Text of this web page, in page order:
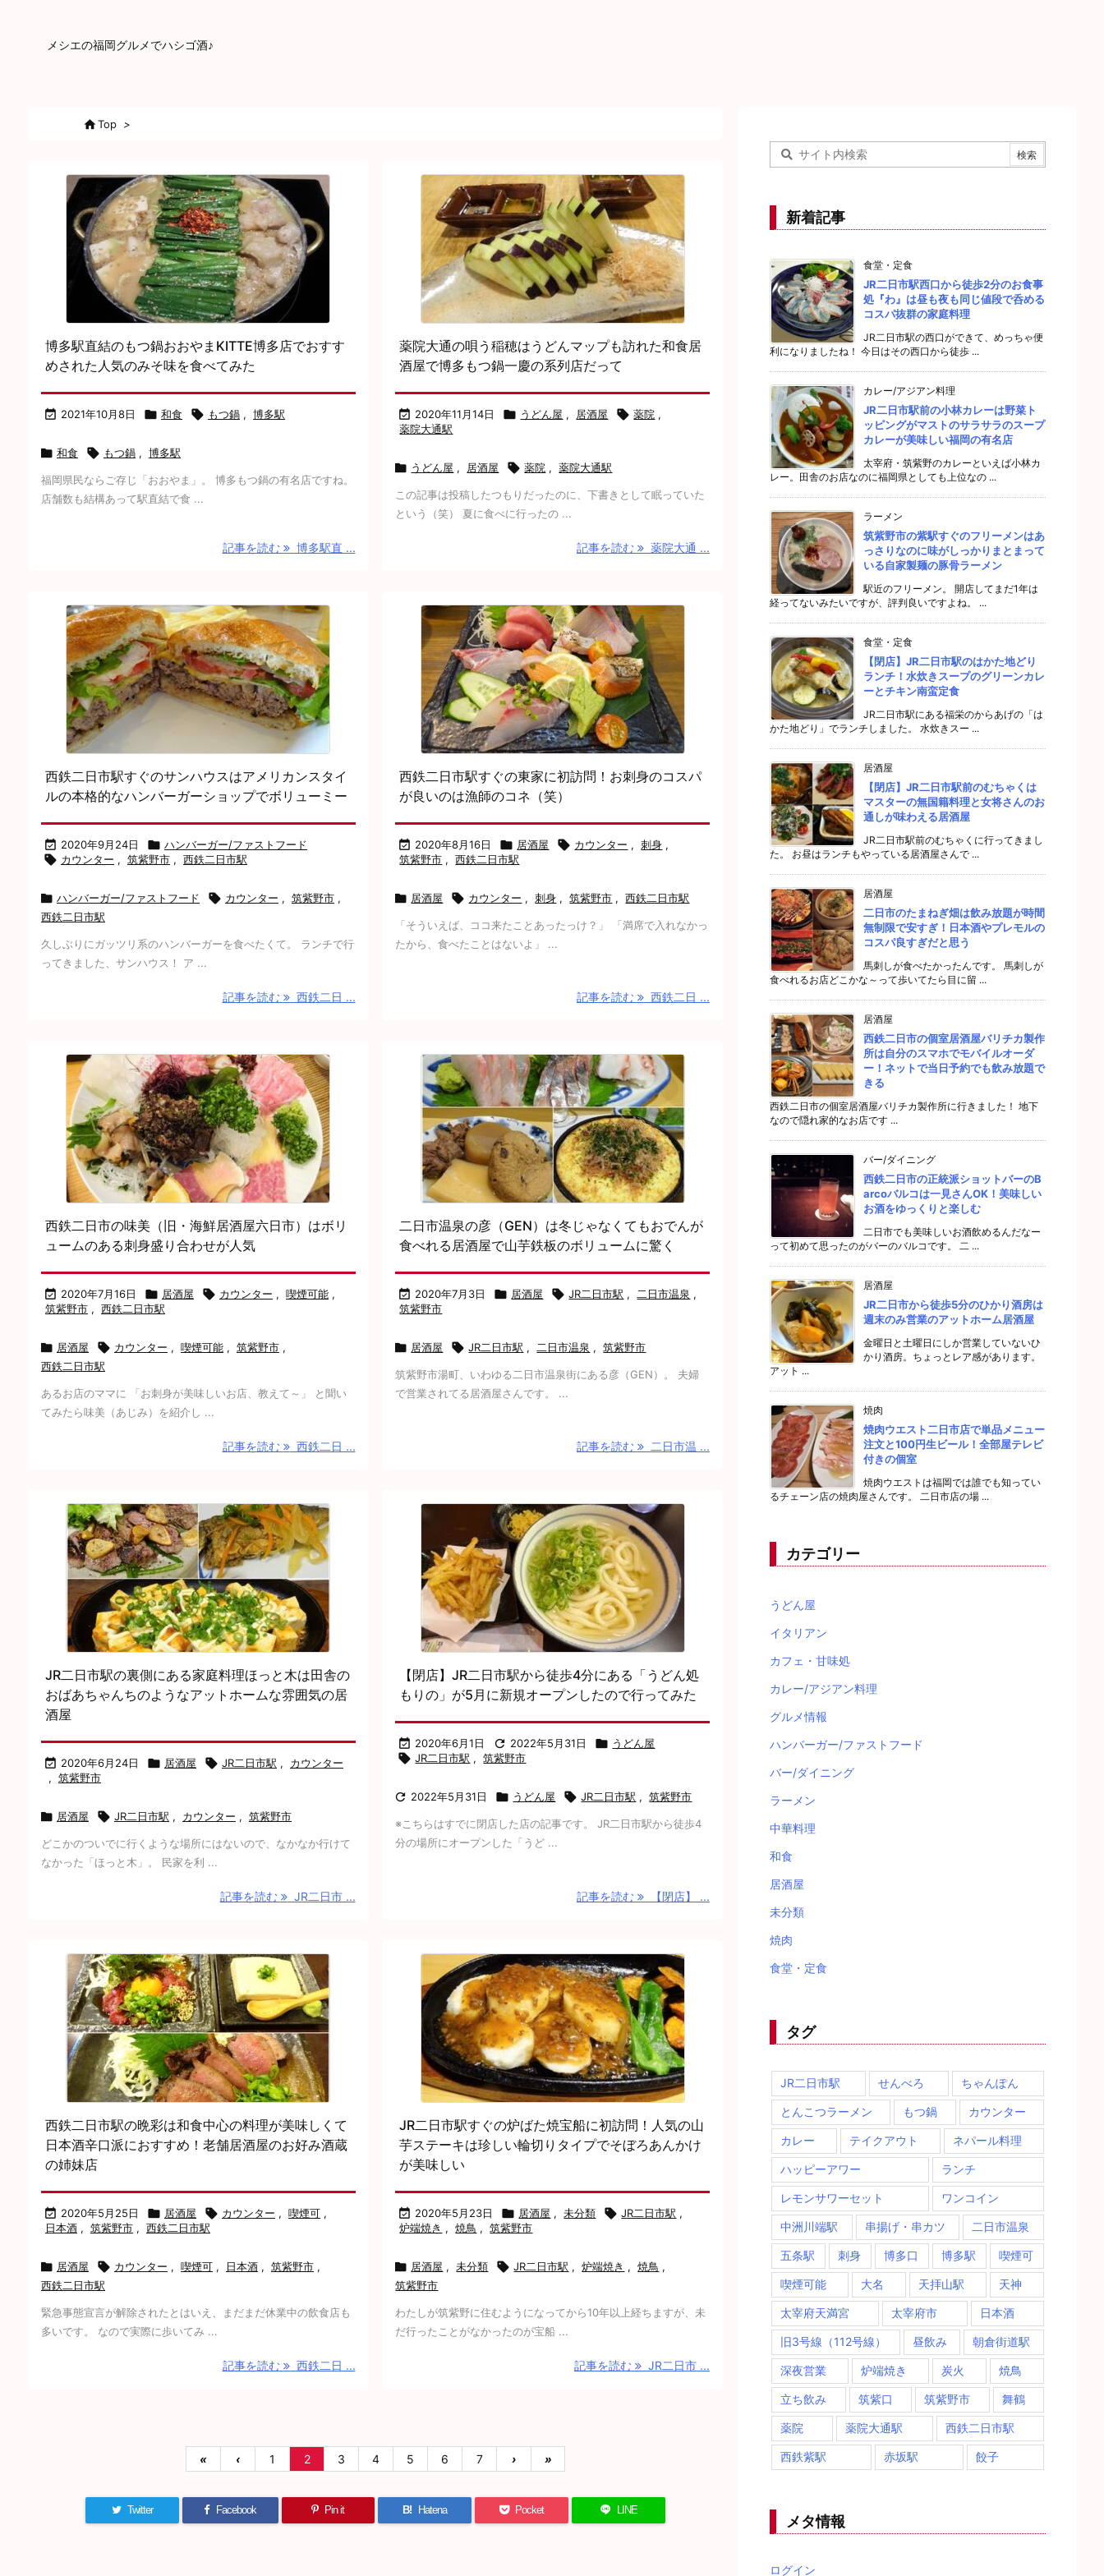
メシエの福岡グルメでハシゴ酒♪
Top >
博多駅直結のもつ鍋おおやまKITTE博多店でおすす
めされた人気のみそ味を食べてみた
 2021年10月8日  和食  もつ鍋 , 博多駅
 和食  もつ鍋 , 博多駅
福岡県民ならご存じ「おおやま」。 博多もつ鍋の有名店ですね。
店舗数も結構あって駅直結で食 ...
記事を読む 博多駅直 ...
薬院大通の唄う稲穂はうどんマップも訪れた和食居
酒屋で博多もつ鍋一慶の系列店だって
 2020年11月14日  うどん屋 , 居酒屋  薬院 ,
薬院大通駅
 うどん屋 , 居酒屋  薬院 , 薬院大通駅
この記事は投稿したつもりだったのに、下書きとして眠っていた
という（笑） 夏に食べに行ったの ...
記事を読む 薬院大通 ...
西鉄二日市駅すぐのサンハウスはアメリカンスタイ
ルの本格的なハンバーガーショップでボリューミー
 2020年9月24日  ハンバーガー/ファストフード
 カウンター , 筑紫野市 , 西鉄二日市駅
 ハンバーガー/ファストフード  カウンター , 筑紫野市 ,
西鉄二日市駅
久しぶりにガッツリ系のハンバーガーを食べたくて。 ランチで行
ってきました、サンハウス！ ア ...
記事を読む 西鉄二日 ...
西鉄二日市駅すぐの東家に初訪問！お刺身のコスパ
が良いのは漁師のコネ（笑）
 2020年8月16日  居酒屋  カウンター , 刺身 ,
筑紫野市 , 西鉄二日市駅
 居酒屋  カウンター , 刺身 , 筑紫野市 , 西鉄二日市駅
「そういえば、ココ来たことあったっけ？」 「満席で入れなかっ
たから、食べたことはないよ」 ...
記事を読む 西鉄二日 ...
西鉄二日市の味美（旧・海鮮居酒屋六日市）はボリ
ュームのある刺身盛り合わせが人気
 2020年7月16日  居酒屋  カウンター , 喫煙可能 ,
筑紫野市 , 西鉄二日市駅
 居酒屋  カウンター , 喫煙可能 , 筑紫野市 ,
西鉄二日市駅
あるお店のママに 「お刺身が美味しいお店、教えて～」 と聞い
てみたら味美（あじみ）を紹介し ...
記事を読む 西鉄二日 ...
二日市温泉の彦（GEN）は冬じゃなくてもおでんが
食べれる居酒屋で山芋鉄板のボリュームに驚く
 2020年7月3日  居酒屋  JR二日市駅 , 二日市温泉 ,
筑紫野市
 居酒屋  JR二日市駅 , 二日市温泉 , 筑紫野市
筑紫野市湯町、いわゆる二日市温泉街にある彦（GEN）。 夫婦
で営業されてる居酒屋さんです。 ...
記事を読む 二日市温 ...
JR二日市駅の裏側にある家庭料理ほっと木は田舎の
おばあちゃんちのようなアットホームな雰囲気の居
酒屋
 2020年6月24日  居酒屋  JR二日市駅 ,
カウンター
, 筑紫野市
 居酒屋  JR二日市駅 , カウンター , 筑紫野市
どこかのついでに行くような場所にはないので、なかなか行けて
なかった「ほっと木」。 民家を利 ...
記事を読む JR二日市 ...
【閉店】JR二日市駅から徒歩4分にある「うどん処
もりの」が5月に新規オープンしたので行ってみた
 2020年6月1日  2022年5月31日  うどん屋
 JR二日市駅 , 筑紫野市
 2022年5月31日  うどん屋  JR二日市駅 , 筑紫野市
※こちらはすでに閉店した店の記事です。 JR二日市駅から徒歩4
分の場所にオープンした「うど ...
記事を読む 【閉店】 ...
西鉄二日市駅の晩彩は和食中心の料理が美味しくて
日本酒辛口派におすすめ！老舗居酒屋のお好み酒蔵
の姉妹店
 2020年5月25日  居酒屋  カウンター , 喫煙可 ,
日本酒 , 筑紫野市 , 西鉄二日市駅
 居酒屋  カウンター , 喫煙可 , 日本酒 , 筑紫野市 ,
西鉄二日市駅
緊急事態宣言が解除されたとはいえ、まだまだ休業中の飲食店も
多いです。 なので実際に歩いてみ ...
記事を読む 西鉄二日 ...
JR二日市駅すぐの炉ばた焼宝船に初訪問！人気の山
芋ステーキは珍しい輪切りタイプでそぼろあんかけ
が美味しい
 2020年5月23日  居酒屋 , 未分類  JR二日市駅 ,
炉端焼き , 焼鳥 , 筑紫野市
 居酒屋 , 未分類  JR二日市駅 , 炉端焼き , 焼鳥 ,
筑紫野市
わたしが筑紫野に住むようになってから10年以上経ちますが、未
だ行ったことがなかったのが宝船 ...
記事を読む JR二日市 ...
« ‹ 1 2 3 4 5 6 7 › »
Twitter Facebook Pin it B! Hatena Pocket LINE
新着記事
食堂・定食
JR二日市駅西口から徒歩2分のお食事
処『わ』は昼も夜も同じ値段で呑める
コスパ抜群の家庭料理
JR二日市駅の西口ができて、めっちゃ便
利になりましたね！ 今日はその西口から徒歩 ...
カレー/アジアン料理
JR二日市駅前の小林カレーは野菜ト
ッピングがマストのサラサラのスープ
カレーが美味しい福岡の有名店
太宰府・筑紫野のカレーといえば小林カ
レー。田舎のお店なのに福岡県としても上位なの ...
ラーメン
筑紫野市の紫駅すぐのフリーメンはあ
っさりなのに味がしっかりまとまって
いる自家製麺の豚骨ラーメン
駅近のフリーメン。 開店してまだ1年は
経ってないみたいですが、評判良いですよね。 ...
食堂・定食
【閉店】JR二日市駅のはかた地どり
ランチ！水炊きスープのグリーンカレ
ーとチキン南蛮定食
JR二日市駅にある福栄のからあげの「は
かた地どり」でランチしました。 水炊きスー ...
居酒屋
【閉店】JR二日市駅前のむちゃくは
マスターの無国籍料理と女将さんのお
通しが味わえる居酒屋
JR二日市駅前のむちゃくに行ってきまし
た。 お昼はランチもやっている居酒屋さんで ...
居酒屋
二日市のたまねぎ畑は飲み放題が時間
無制限で安すぎ！日本酒やプレモルの
コスパ良すぎだと思う
馬刺しが食べたかったんです。 馬刺しが
食べれるお店どこかな～って歩いてたら目に留 ...
居酒屋
西鉄二日市の個室居酒屋バリチカ製作
所は自分のスマホでモバイルオーダ
ー！ネットで当日予約でも飲み放題で
きる
西鉄二日市の個室居酒屋バリチカ製作所に行きました！ 地下
なので隠れ家的なお店です ...
バー/ダイニング
西鉄二日市の正統派ショットバーのB
arcoバルコは一見さんOK！美味しい
お酒をゆっくりと楽しむ
二日市でも美味しいお酒飲めるんだなー
って初めて思ったのがバーのバルコです。 二 ...
居酒屋
JR二日市から徒歩5分のひかり酒房は
週末のみ営業のアットホーム居酒屋
金曜日と土曜日にしか営業していないひ
かり酒房。ちょっとレア感があります。
アット ...
焼肉
焼肉ウエスト二日市店で単品メニュー
注文と100円生ビール！全部屋テレビ
付きの個室
焼肉ウエストは福岡では誰でも知ってい
るチェーン店の焼肉屋さんです。 二日市店の場 ...
カテゴリー
うどん屋
イタリアン
カフェ・甘味処
カレー/アジアン料理
グルメ情報
ハンバーガー/ファストフード
バー/ダイニング
ラーメン
中華料理
和食
居酒屋
未分類
焼肉
食堂・定食
タグ
JR二日市駅 せんべろ ちゃんぽん
とんこつラーメン もつ鍋 カウンター
カレー テイクアウト ネパール料理
ハッピーアワー ランチ
レモンサワーセット ワンコイン
中洲川端駅 串揚げ・串カツ 二日市温泉
五条駅 刺身 博多口 博多駅 喫煙可
喫煙可能 大名 天拝山駅 天神
太宰府天満宮 太宰府市 日本酒
旧3号線（112号線） 昼飲み 朝倉街道駅
深夜営業 炉端焼き 炭火 焼鳥
立ち飲み 筑紫口 筑紫野市 舞鶴
薬院 薬院大通駅 西鉄二日市駅
西鉄紫駅 赤坂駅 餃子
メタ情報
ログイン